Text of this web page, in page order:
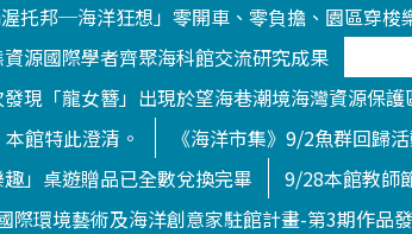
托邦─海洋狂想」零開車、零負擔、園區穿梭
源國際學者齊聚海科館交流研究成果
現「龍女簪」出現於望海巷潮境海灣資源保護
館特此澄清。
《海洋市集》9/2魚群回歸
」桌遊贈品已全數兌換完畢
9/28本館教師
際環境藝術及海洋創意家駐館計畫-第3期作品